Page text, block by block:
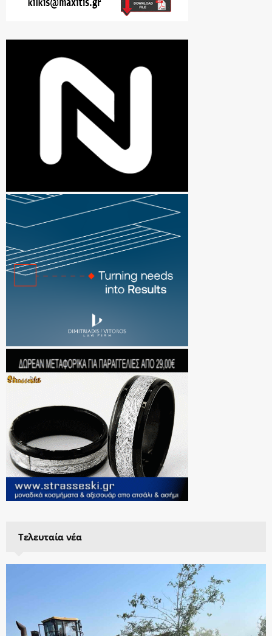
Τελευταία νέα